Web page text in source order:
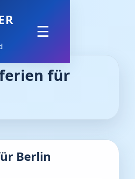
☰
für
Berlin